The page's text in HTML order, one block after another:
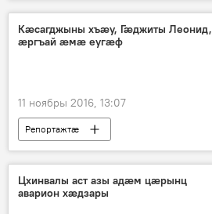
Кӕсагджыны хъӕу, Гӕджиты Леонид,
æргъай ӕмӕ еугӕф
11 ноябры 2016, 13:07
Репортажтӕ
Цхинвалы аст азы адӕм цӕрынц
аварион хӕдзары